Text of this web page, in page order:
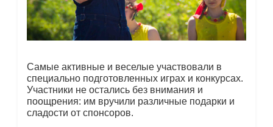
Самые активные и веселые участвовали в
специально подготовленных играх и конкурсах.
Участники не остались без внимания и
поощрения: им вручили различные подарки и
сладости от спонсоров.